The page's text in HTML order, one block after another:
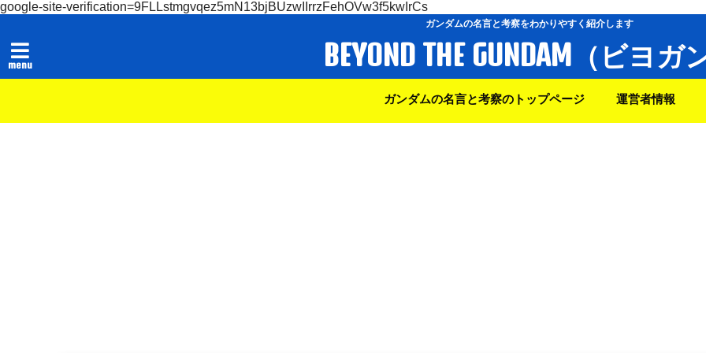
google-site-verification=9FLLstmgvqez5mN13bjBUzwIIrrzFehOVw3f5kwIrCs
ガンダムの名言と考察をわかりやすく紹介します
menu BEYOND THE GUNDAM（ビヨガ
ガンダムの名言と考察のトップページ 運営者情報